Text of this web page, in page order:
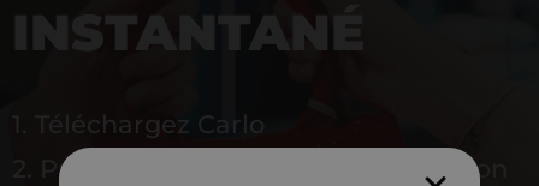
INSTANTANÉ
1. Téléchargez Carlo
2. Payez en magasin avec l’application